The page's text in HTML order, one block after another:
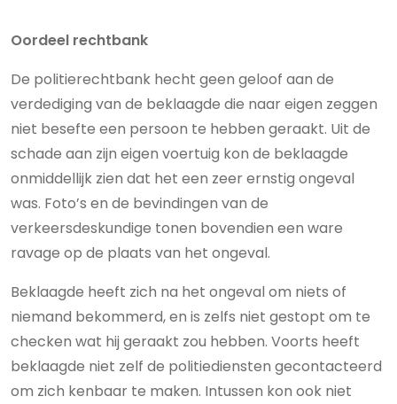
Oordeel rechtbank
De politierechtbank hecht geen geloof aan de
verdediging van de beklaagde die naar eigen zeggen
niet besefte een persoon te hebben geraakt. Uit de
schade aan zijn eigen voertuig kon de beklaagde
onmiddellijk zien dat het een zeer ernstig ongeval
was. Foto’s en de bevindingen van de
verkeersdeskundige tonen bovendien een ware
ravage op de plaats van het ongeval.
Beklaagde heeft zich na het ongeval om niets of
niemand bekommerd, en is zelfs niet gestopt om te
checken wat hij geraakt zou hebben. Voorts heeft
beklaagde niet zelf de politiediensten gecontacteerd
om zich kenbaar te maken. Intussen kon ook niet